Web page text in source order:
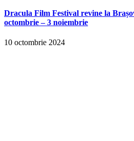
Dracula Film Festival revine la
octombrie – 3 noiembrie
10 octombrie 2024